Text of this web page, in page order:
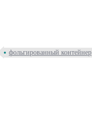
фольгированный контейнер